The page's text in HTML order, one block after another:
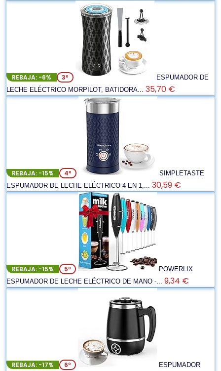
REBAJA: -6% 3º
ESPUMADOR DE
LECHE ELÉCTRICO MORPILOT, BATIDORA... 35,70 €
REBAJA: -15% 4º
SIMPLETASTE
ESPUMADOR DE LECHE ELÉCTRICO 4 EN 1,... 30,59 €
REBAJA: -15% 5º
POWERLIX
ESPUMADOR DE LECHE ELÉCTRICO DE MANO -... 9,34 €
REBAJA: -17% 6º
ESPUMADOR